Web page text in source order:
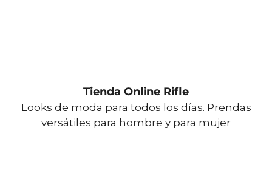
Tienda Online Rifle
Looks de moda para todos los días. Prendas
versátiles para hombre y para mujer